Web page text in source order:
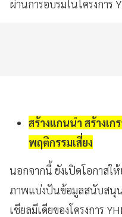
ผ่านการอบรมในโครงการ
สร้างแกนนำ สร้างเ
พฤติกรรมเสี่ยง
นอกจากนี้ ยังเปิดโอกาสใ
ภาพแบ่งปันข้อมูลสนับสนุ
เชียลมีเดียของโครงการ